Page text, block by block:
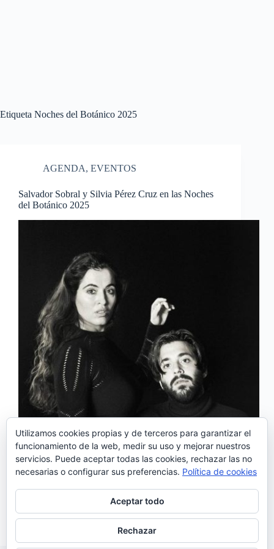
Etiqueta Noches del Botánico 2025
AGENDA, EVENTOS
Salvador Sobral y Silvia Pérez Cruz en las Noches
del Botánico 2025
Vuelven las Noches del Botánico, el festival
imprescindible de la capital, que en su novena
edición nos trae el espectáculo conjunto de Salvador
Sobral y Silvia Pérez Cruz, dos artistas a los que, al
menos una vez en la vida,…
Noemí Sánchez
27/02/2025
Utilizamos cookies propias y de terceros para garantizar el
funcionamiento de la web, medir su uso y mejorar nuestros
servicios. Puede aceptar todas las cookies, rechazar las no
necesarias o configurar sus preferencias. Política de cookies
Aceptar todo
Rechazar